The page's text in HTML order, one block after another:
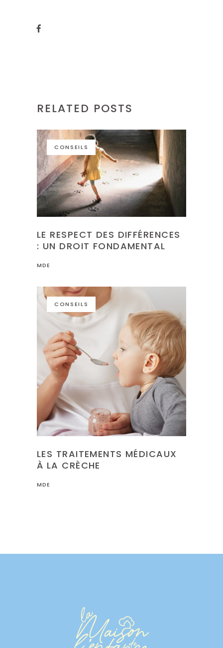
RELATED POSTS
CONSEILS
LE RESPECT DES DIFFÉRENCES
: UN DROIT FONDAMENTAL
MDE
CONSEILS
LES TRAITEMENTS MÉDICAUX
À LA CRÈCHE
MDE